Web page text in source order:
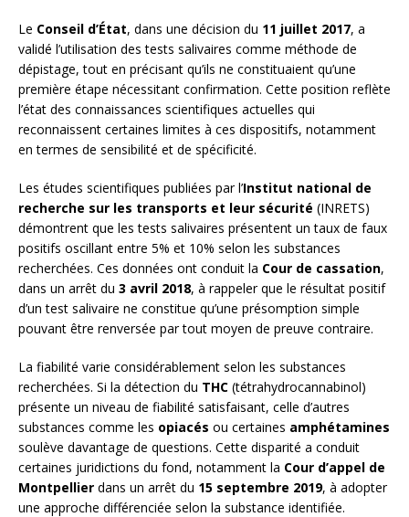
Le Conseil d’État, dans une décision du 11 juillet 2017, a
validé l’utilisation des tests salivaires comme méthode de
dépistage, tout en précisant qu’ils ne constituaient qu’une
première étape nécessitant confirmation. Cette position reflète
l’état des connaissances scientifiques actuelles qui
reconnaissent certaines limites à ces dispositifs, notamment
en termes de sensibilité et de spécificité.
Les études scientifiques publiées par l’Institut national de
recherche sur les transports et leur sécurité (INRETS)
démontrent que les tests salivaires présentent un taux de faux
positifs oscillant entre 5% et 10% selon les substances
recherchées. Ces données ont conduit la Cour de cassation,
dans un arrêt du 3 avril 2018, à rappeler que le résultat positif
d’un test salivaire ne constitue qu’une présomption simple
pouvant être renversée par tout moyen de preuve contraire.
La fiabilité varie considérablement selon les substances
recherchées. Si la détection du THC (tétrahydrocannabinol)
présente un niveau de fiabilité satisfaisant, celle d’autres
substances comme les opiacés ou certaines amphétamines
soulève davantage de questions. Cette disparité a conduit
certaines juridictions du fond, notamment la Cour d’appel de
Montpellier dans un arrêt du 15 septembre 2019, à adopter
une approche différenciée selon la substance identifiée.